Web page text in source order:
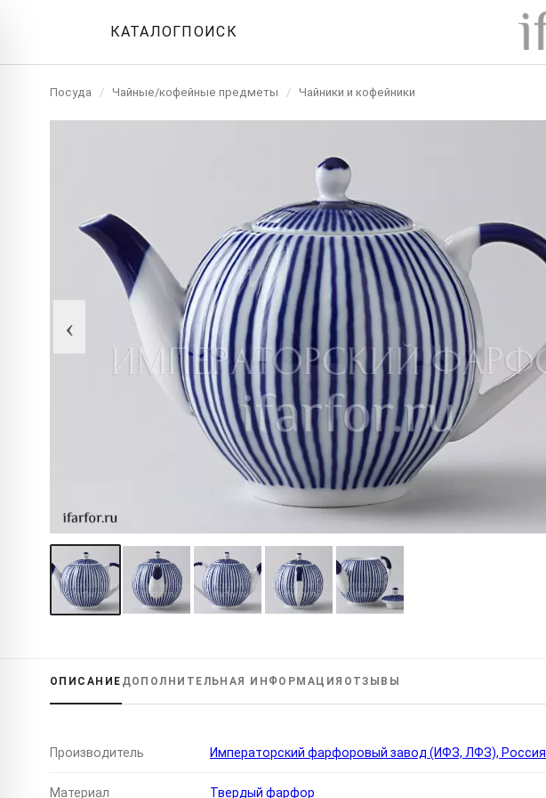
КАТАЛОГПОИСК
Посуда / Чайные/кофейные предметы / Чайники и кофейники
‹
ОПИСАНИЕ ДОПОЛНИТЕЛЬНАЯ ИНФОРМАЦИЯ ОТЗЫВЫ
Производитель Императорский фарфоровый завод (ИФЗ, ЛФЗ), Россия
Материал Твердый фарфор